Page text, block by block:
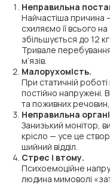
Неправильна
Найчастіша причина
схиляємо її всього
збільшується до 12
Тривале
м’язів.
Малорухомість.
При статичній
постійно
та поживних речовин,
Неправильна
Занизький монітор,
крісло — усе це
шийний відділ.
Стрес і втому.
Психоемоційне
людина мимоволі